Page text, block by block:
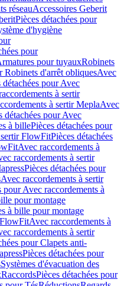
réseauAccessoires Geberit
Pièces détachées pour
d'hygiène
pour
pour tuyauxRobinets
Robinets d'arrêt obliquesAvec
détachées pour Avec
à sertir
à sertir MeplaAvec
détachées pour Avec
à billePièces détachées pour
sertir FlowFitPièces détachées
Avec raccordements à
raccordements à sertir
Pièces détachées pour
Avec raccordements à sertir
pour Avec raccordements à
pour montage
à bille pour montage
Avec raccordements à
raccordements à sertir
pour Clapets anti-
Pièces détachées pour
Systèmes d'évacuation des
RaccordsPièces détachées pour